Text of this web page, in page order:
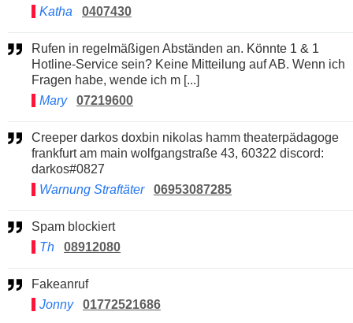
Katha
0407430
Rufen in regelmäßigen Abständen an. Könnte 1 & 1
Hotline-Service sein? Keine Mitteilung auf AB. Wenn ich
Fragen habe, wende ich m [...]
Mary
07219600
Creeper darkos doxbin nikolas hamm theaterpädagoge
frankfurt am main wolfgangstraße 43, 60322 discord:
darkos#0827
Warnung Straftäter
06953087285
Spam blockiert
Th
08912080
Fakeanruf
Jonny
01772521686